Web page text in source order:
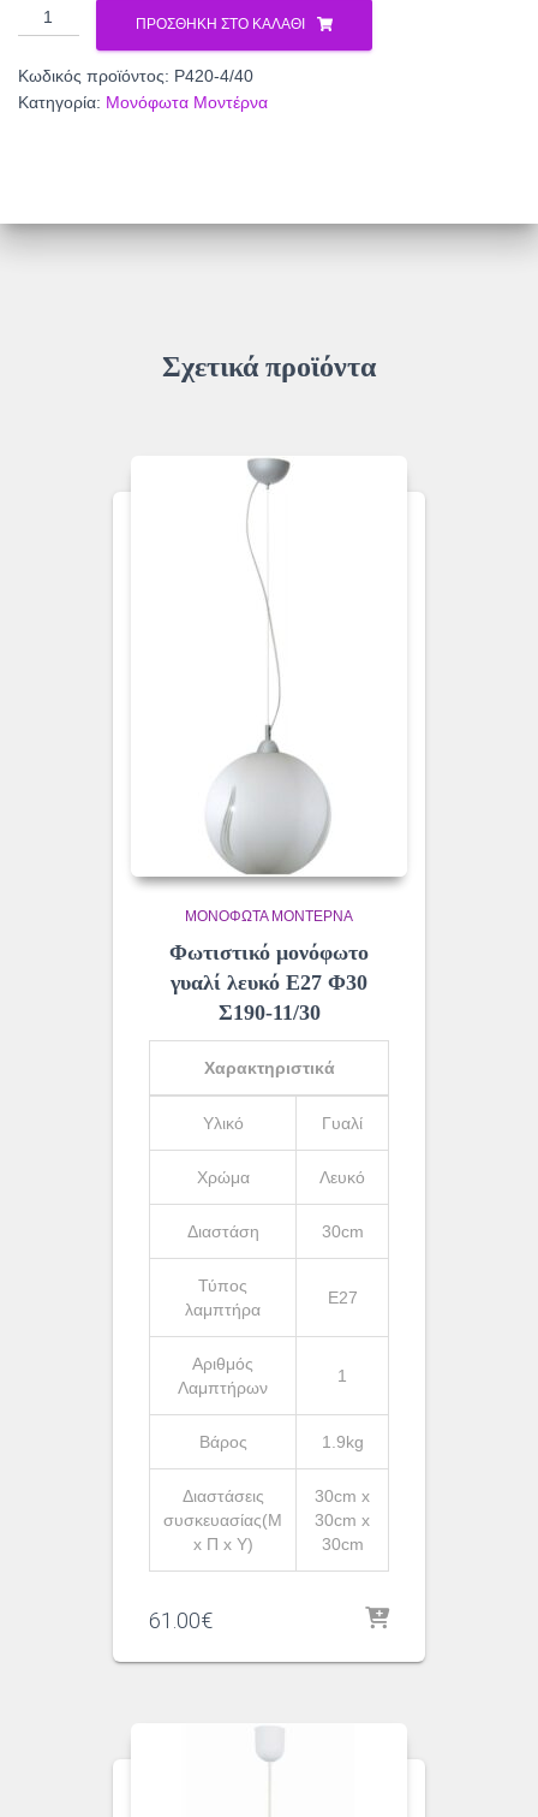
Φωτιστικό
μονόφωτο
ποσότητα
ΠΡΟΣΘΉΚΗ ΣΤΟ ΚΑΛΆΘΙ
Κωδικός προϊόντος: Ρ420-4/40
Κατηγορία: Μονόφωτα Μοντέρνα
Σχετικά προϊόντα
ΜΟΝΌΦΩΤΑ ΜΟΝΤΈΡΝΑ
Φωτιστικό μονόφωτο
γυαλί λευκό Ε27 Φ30
Σ190-11/30
Χαρακτηριστικά
Υλικό Γυαλί
Χρώμα Λευκό
Διαστάση 30cm
Τύπος
λαμπτήρα
Ε27
Αριθμός
Λαμπτήρων
1
Βάρος 1.9kg
Διαστάσεις
συσκευασίας(Μ
x Π x Υ)
30cm x
30cm x
30cm
61.00€